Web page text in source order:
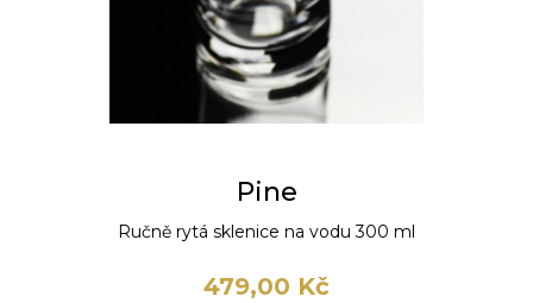
Pine
Ručně rytá sklenice na vodu 300 ml
479,00 Kč